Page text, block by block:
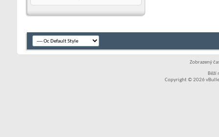
Zobrazený
Běží
Copyright © 2026